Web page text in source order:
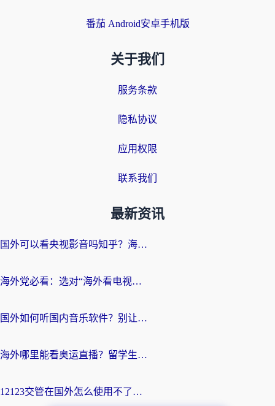
番茄 Android安卓手机版
关于我们
服务条款
隐私协议
应用权限
联系我们
最新资讯
国外可以看央视影音吗知乎？海外党亲测有效的回国加速方案
海外党必看：选对“海外看电视剧软件”，再也不用愁国内剧刷不了
国外如何听国内音乐软件？别让地域限制，断了你的中文歌单
海外哪里能看奥运直播？留学生&海外华人必看的体育赛事观赛终极指南
12123交管在国外怎么使用不了？海外华人必看的无缝访问国内资源指南